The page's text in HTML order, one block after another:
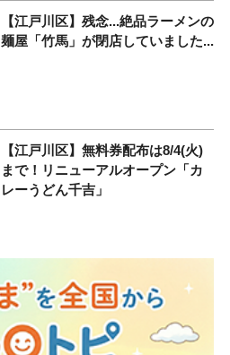
【江戸川区】残念...絶品ラーメンの
麺屋「竹馬」が閉店していました...
【江戸川区】無料券配布は8/4(火)
まで！リニューアルオープン「カ
レーうどん千吉」